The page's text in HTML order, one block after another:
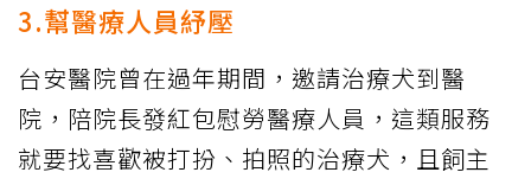
3.幫醫療人員紓壓
台安醫院曾在過年期間，邀請治療犬到醫
院，陪院長發紅包慰勞醫療人員，這類服務
就要找喜歡被打扮、拍照的治療犬，且飼主